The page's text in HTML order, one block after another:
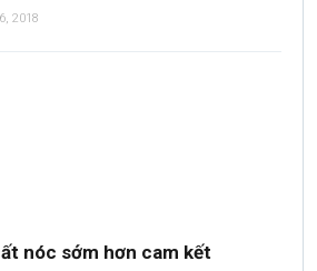
2018
nóc sớm hơn cam kết